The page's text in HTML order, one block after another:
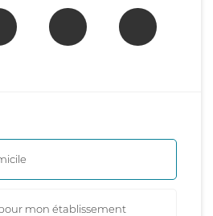
mon établissement